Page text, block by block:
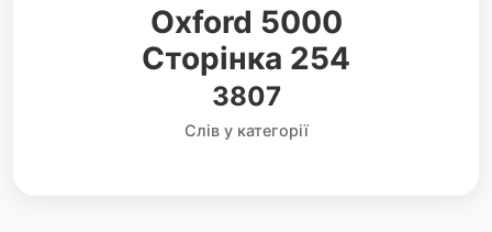
Oxford 5000
Сторінка 254
3807
Слів у категорії